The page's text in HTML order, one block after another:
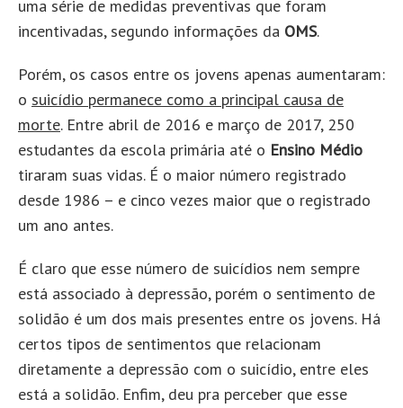
uma série de medidas preventivas que foram
incentivadas, segundo informações da OMS.
Porém, os casos entre os jovens apenas aumentaram:
o suicídio permanece como a principal causa de
morte. Entre abril de 2016 e março de 2017, 250
estudantes da escola primária até o Ensino Médio
tiraram suas vidas. É o maior número registrado
desde 1986 – e cinco vezes maior que o registrado
um ano antes.
É claro que esse número de suicídios nem sempre
está associado à depressão, porém o sentimento de
solidão é um dos mais presentes entre os jovens. Há
certos tipos de sentimentos que relacionam
diretamente a depressão com o suicídio, entre eles
está a solidão. Enfim, deu pra perceber que esse